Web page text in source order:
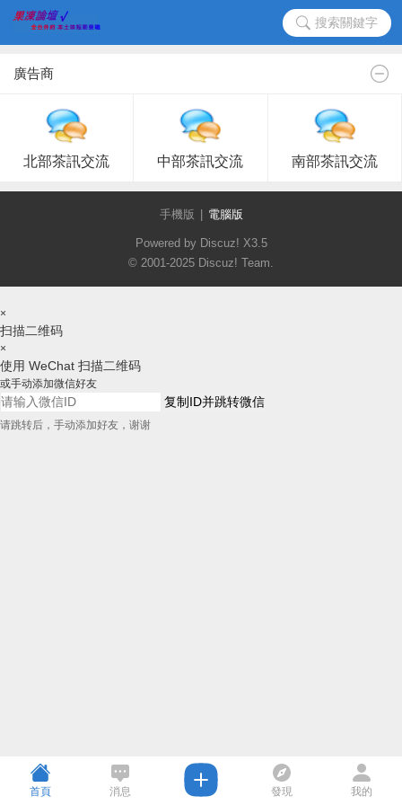
搜索關鍵字
廣告商
北部茶訊交流 中部茶訊交流 南部茶訊交流
手機版 電腦版
Powered by Discuz! X3.5
© 2001-2025 Discuz! Team.
×
扫描二维码
×
使用 WeChat 扫描二维码
或手动添加微信好友
复制ID并跳转微信
请跳转后，手动添加好友，谢谢
首頁 消息 發現 我的